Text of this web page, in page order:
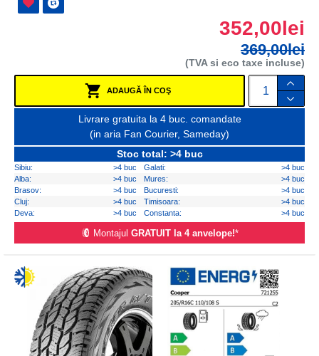
352,00lei
369,00lei
(TVA si eco taxe incluse)
ADAUGĂ ÎN COŞ
Livrare gratuita la 4 buc. comandate
(in aria Fan Courier, Sameday)
Stoc total: >4 buc
Sibiu: >4 buc Galati:
>4 buc
Alba:
>4 buc Mures:
>4 buc
Brasov:
>4 buc Bucuresti:
>4 buc
Cluj:
>4 buc Timisoara:
>4 buc
Deva:
>4 buc Constanta: >4 buc
Montajul GRATUIT la 4 anvelope!*